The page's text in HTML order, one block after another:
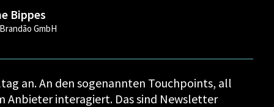
Bippes
GmbH
an. An den sogenannten Touchpoints, all
Anbieter interagiert. Das sind Newsletter